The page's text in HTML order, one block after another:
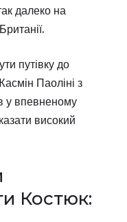
далеко на
путівку до
Паоліні з
у впевненому
високий
Костюк: